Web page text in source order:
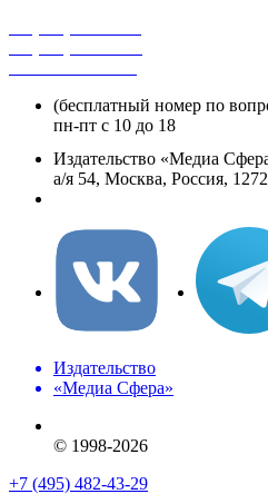
(бесплатный номер по
пн-пт с 10 до 18
Издательство «Медиа
а/я 54, Москва, Россия,
Издательство
«Медиа Сфера»
© 1998-2026
+7 (495) 482-43-29